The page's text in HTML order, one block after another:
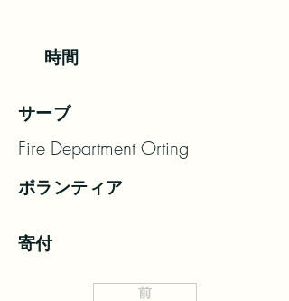
時間
サーブ
Fire Department Orting
ボランティア
寄付
前